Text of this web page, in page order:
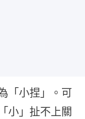
「小捏」。可
小」扯不上關